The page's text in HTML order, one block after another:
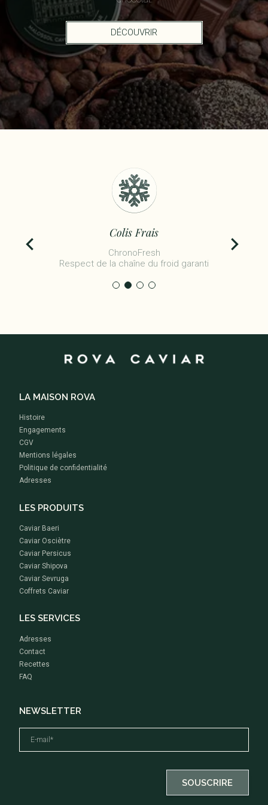
DÉCOUVRIR
Colis Frais
ChronoFresh
Respect de la chaîne du froid garanti
LA MAISON ROVA
Histoire
Engagements
CGV
Mentions légales
Politique de confidentialité
Adresses
LES PRODUITS
Caviar Baeri
Caviar Osciètre
Caviar Persicus
Caviar Shipova
Caviar Sevruga
Coffrets Caviar
LES SERVICES
Adresses
Contact
Recettes
FAQ
NEWSLETTER
SOUSCRIRE